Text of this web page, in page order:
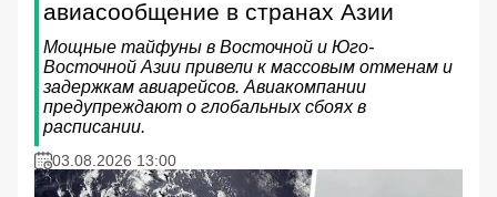
авиасообщение в странах Азии
Мощные тайфуны в Восточной и Юго-
Восточной Азии привели к массовым отменам и
задержкам авиарейсов. Авиакомпании
предупреждают о глобальных сбоях в
расписании.
03.08.2026 13:00